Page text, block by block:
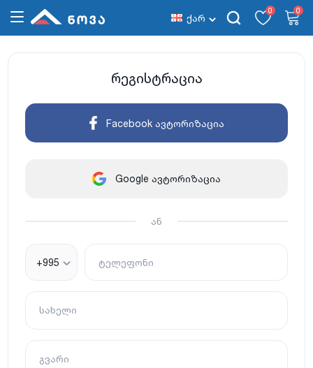
ქარ
0 0
რეგისტრაცია
Facebook ავტორიზაცია
Google ავტორიზაცია
ან
+995 ტელეფონი
სახელი
გვარი